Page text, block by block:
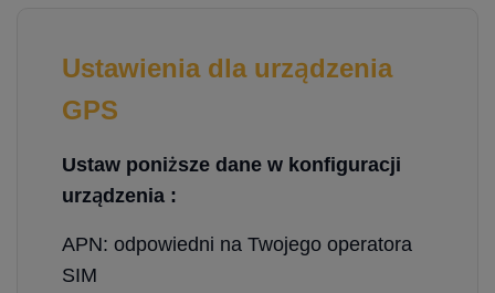
Ustawienia dla urządzenia
GPS
Ustaw poniższe dane w konfiguracji
urządzenia :
APN: odpowiedni na Twojego operatora
SIM